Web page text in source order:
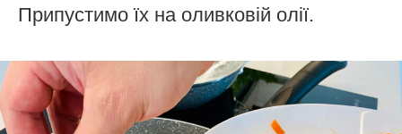
Припустимо їх на оливковій олії.